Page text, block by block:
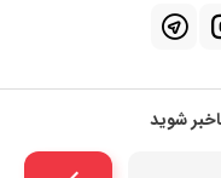
شوید